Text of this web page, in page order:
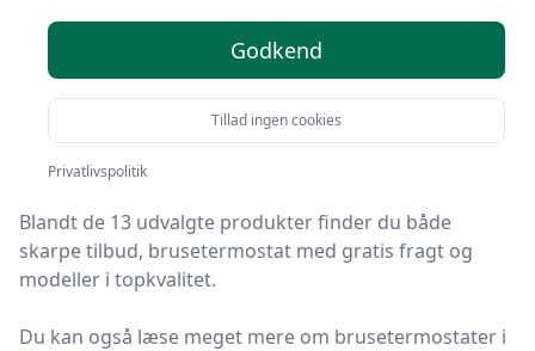
brusetermostater i 2025
Du er kommet til det rette sted! På Kulturnet har vi
udvalgt 13 af de bedste brusetermostater, så du får
det optimale køb.
Blandt de 13 udvalgte produkter finder du både
skarpe tilbud, brusetermostat med gratis fragt og
modeller i topkvalitet.
Du kan også læse meget mere om brusetermostater i
Godkend
Tillad ingen cookies
Privatlivspolitik